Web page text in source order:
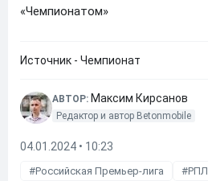
«Чемпионатом»
Источник - Чемпионат
АВТОР: Максим Кирсанов
Редактор и автор Betonmobile
04.01.2024 • 10:23
Российская Премьер-лига РПЛ